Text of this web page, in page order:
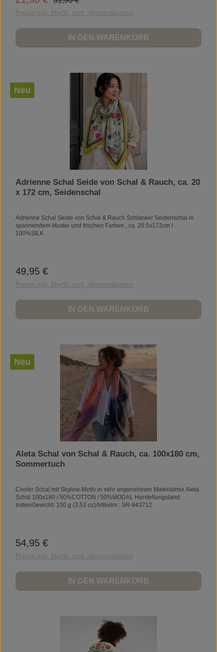
Waschanleitung: Handwäsche
Preise inkl. MwSt. zzgl. Versandkosten
IN DEN WARENKORB
Neu
Adrienne Schal Seide von Schal & Rauch, ca. 20
x 172 cm, Seidenschal
Adrienne Schal Seide von Schal & Rauch Schlanker Seidenschal in
spannendem Muster und frischen Farben , ca. 20.5x172cm /
100%SILK
Regulärer Preis:
49,95 €
Preise inkl. MwSt. zzgl. Versandkosten
IN DEN WARENKORB
Neu
Aleta Schal von Schal & Rauch, ca. 100x180 cm,
Sommertuch
Cooler Schal mit Skyline-Motiv in sehr angenehmen Materialmix Aleta
Schal 100x180 / 50%COTTON / 50%MODAL Herstellungsland:
IndienGewicht: 100 g (3,53 oz)Artikelnr.: SR-943712
Regulärer Preis:
54,95 €
Preise inkl. MwSt. zzgl. Versandkosten
IN DEN WARENKORB